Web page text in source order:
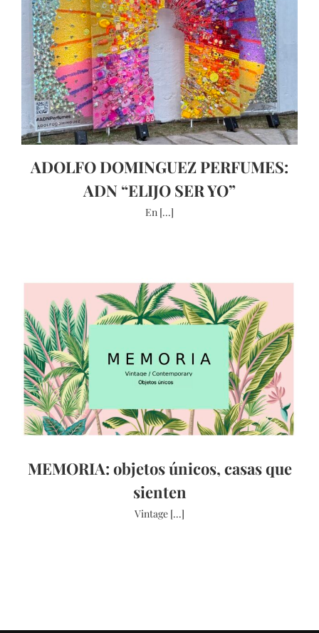
ADOLFO DOMINGUEZ PERFUMES:
ADN “ELIJO SER YO”
En [...]
MEMORIA: objetos únicos, casas que
sienten
Vintage [...]